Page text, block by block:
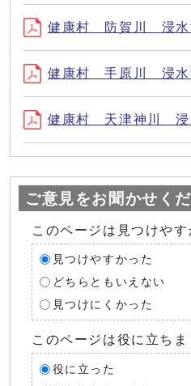
健康村 防賀川 浸水
健康村 手原川 浸水
健康村 天津神川 浸
ご意見をお聞かせく
このページは見つけやす
見つけやすかった
どちらともいえない
見つけにくかった
このページは役に立ちま
役に立った